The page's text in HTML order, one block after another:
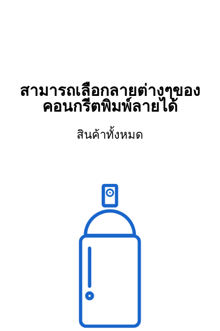
สามารถเลือกลายต่างๆของ
คอนกรีตพิมพ์ลายได้
สินค้าทั้งหมด